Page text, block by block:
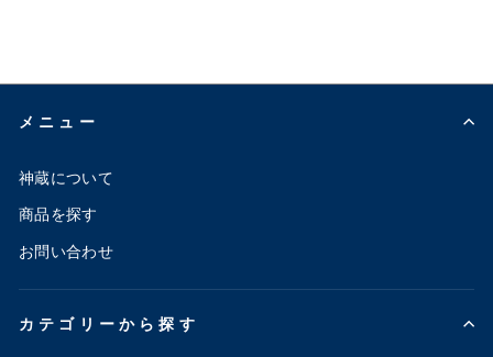
メニュー
神蔵について
商品を探す
お問い合わせ
カテゴリーから探す